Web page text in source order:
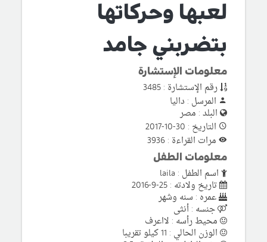
لعبها وحركاتها
بتضربني جامد
معلومات الإستشارة
رقم الإستشارة : 3485
المرسل : داليا
البلد : مصر
التاريخ : 30-10-2017
مرات القراءة : 3936
معلومات الطفل
اسم الطفل : laila
تاريخ ولادته : 25-9-2016
عمره : سنه وشهر
جنسه : أنثى
محيط رأسه : لااعرف
الوزن الحالي : 11 كيلو تقريبا